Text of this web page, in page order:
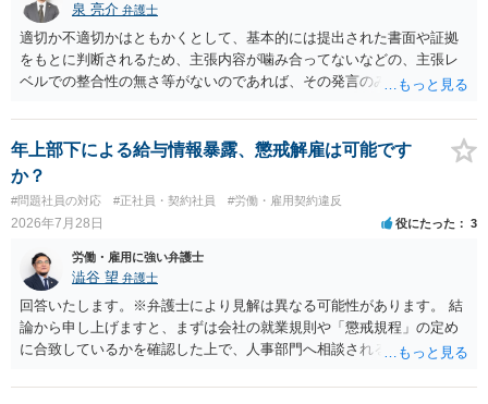
泉 亮介 弁護士
適切か不適切かはともかくとして、基本的には提出された書面や証拠
をもとに判断されるため、主張内容が噛み合ってないなどの、主張レ
ベルでの整合性の無さ等がないのであれば、その発言のみで大きく不
年上部下による給与情報暴露、懲戒解雇は可能です
か？
#問題社員の対応 #正社員・契約社員 #労働・雇用契約違反
2026年7月28日 役にたった 3
労働・雇用に強い弁護士
澁谷 望 弁護士
回答いたします。※弁護士により見解は異なる可能性があります。 結
論から申し上げますと、まずは会社の就業規則や「懲戒規程」の定め
に合致しているかを確認した上で、人事部門へ相談されることが最優
ものの、重い懲戒処分の対象には十分なり得ます。 名誉や評価の回復